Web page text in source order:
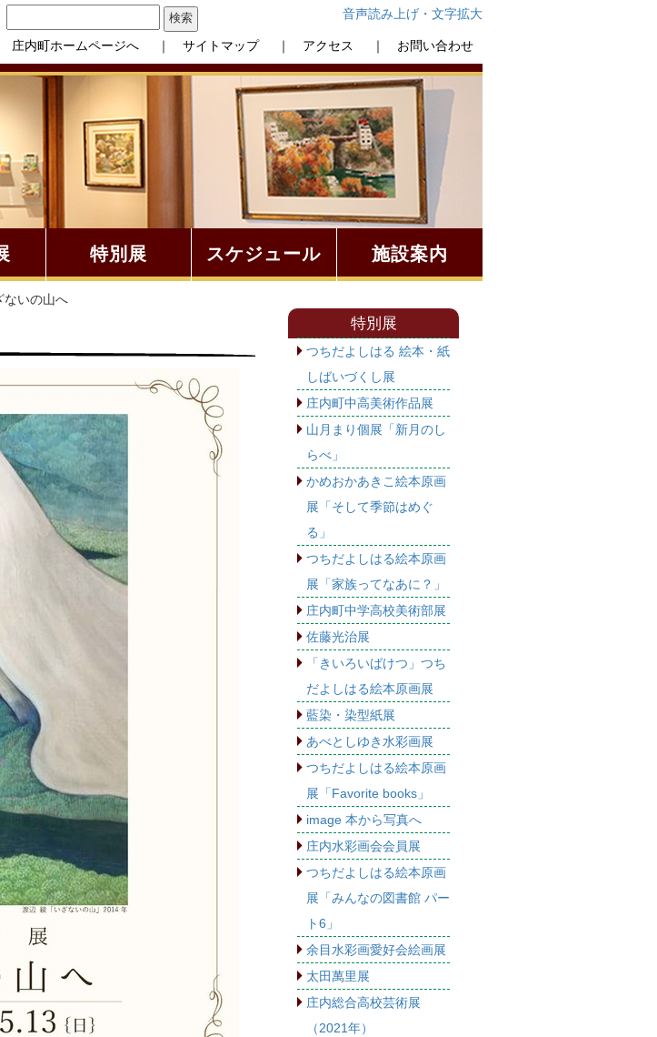
音声読み上げ・文字拡大
庄内町ホームページへ ｜ サイトマップ ｜ アクセス ｜ お問い合わせ
特別展 スケジュール 施設案内
ないの山へ
特別展
つちだよしはる 絵本・紙
しばいづくし展
庄内町中高美術作品展
山月まり個展「新月のし
らべ」
かめおかあきこ絵本原画
展「そして季節はめぐ
る」
つちだよしはる絵本原画
展「家族ってなあに？」
庄内町中学高校美術部展
佐藤光治展
「きいろいばけつ」つち
だよしはる絵本原画展
藍染・染型紙展
あべとしゆき水彩画展
つちだよしはる絵本原画
展「Favorite books」
image 本から写真へ
庄内水彩画会会員展
つちだよしはる絵本原画
展「みんなの図書館 パー
ト6」
余目水彩画愛好会絵画展
太田萬里展
庄内総合高校芸術展
（2021年）